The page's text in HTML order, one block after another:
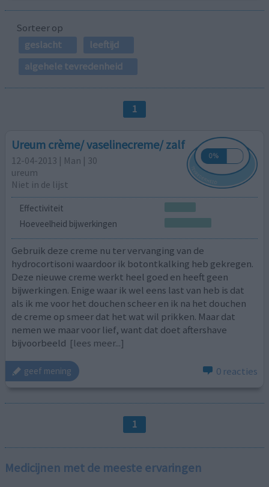
Sorteer op
geslacht
leeftijd
algehele tevredenheid
1
Ureum crème/ vaselinecreme/ zalf
12-04-2013 | Man | 30
ureum
Niet in de lijst
Effectiviteit
Hoeveelheid bijwerkingen
Gebruik deze creme nu ter vervanging van de
hydrocortisoni waardoor ik botontkalking heb gekregen.
Deze nieuwe creme werkt heel goed en heeft geen
bijwerkingen. Enige waar ik wel eens last van heb is dat
als ik me voor het douchen scheer en ik na het douchen
de creme op smeer dat het wat wil prikken. Maar dat
nemen we maar voor lief, want dat doet aftershave
bijvoorbeeld [lees meer...]
geef mening 0 reacties
1
Medicijnen met de meeste ervaringen